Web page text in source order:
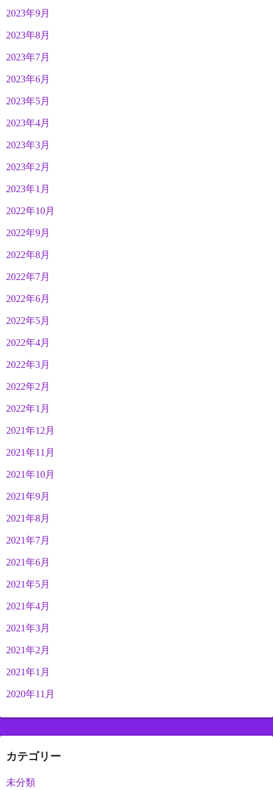
2023年9月
2023年8月
2023年7月
2023年6月
2023年5月
2023年4月
2023年3月
2023年2月
2023年1月
2022年10月
2022年9月
2022年8月
2022年7月
2022年6月
2022年5月
2022年4月
2022年3月
2022年2月
2022年1月
2021年12月
2021年11月
2021年10月
2021年9月
2021年8月
2021年7月
2021年6月
2021年5月
2021年4月
2021年3月
2021年2月
2021年1月
2020年11月
カテゴリー
未分類